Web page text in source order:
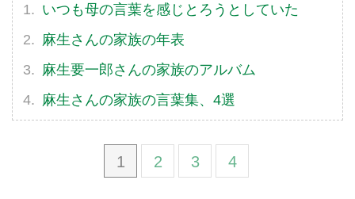
いつも母の言葉を感じとろうとしていた
麻生さんの家族の年表
麻生要一郎さんの家族のアルバム
麻生さんの家族の言葉集、4選
1 2 3 4